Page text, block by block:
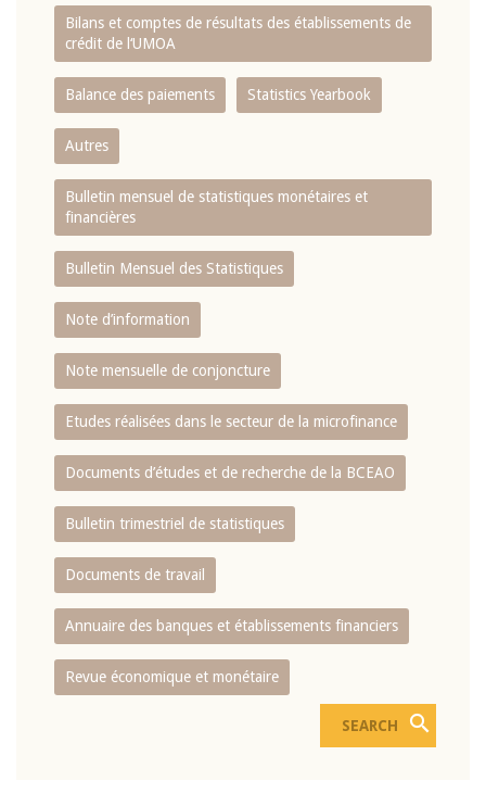
Bilans et comptes de résultats des établissements de
crédit de l‘UMOA
Balance des paiements Statistics Yearbook
Autres
Bulletin mensuel de statistiques monétaires et
financières
Bulletin Mensuel des Statistiques
Note d’information
Note mensuelle de conjoncture
Etudes réalisées dans le secteur de la microfinance
Documents d’études et de recherche de la BCEAO
Bulletin trimestriel de statistiques
Documents de travail
Annuaire des banques et établissements financiers
Revue économique et monétaire